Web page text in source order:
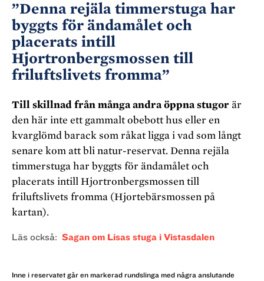
”Denna rejäla timmerstuga har
byggts för ändamålet och
placerats intill
Hjortronbergsmossen till
friluftslivets fromma”
Till skillnad från många andra öppna stugor är
den här inte ett gammalt obebott hus eller en
kvarglömd barack som råkat ligga i vad som långt
senare kom att bli natur-reservat. Denna rejäla
timmerstuga har byggts för ändamålet och
placerats intill Hjortronbergsmossen till
friluftslivets fromma (Hjortebärsmossen på
kartan).
Läs också Sagan om Lisas stuga i Vistasdalen
Inne i reservatet går en markerad rundslinga med några anslutande